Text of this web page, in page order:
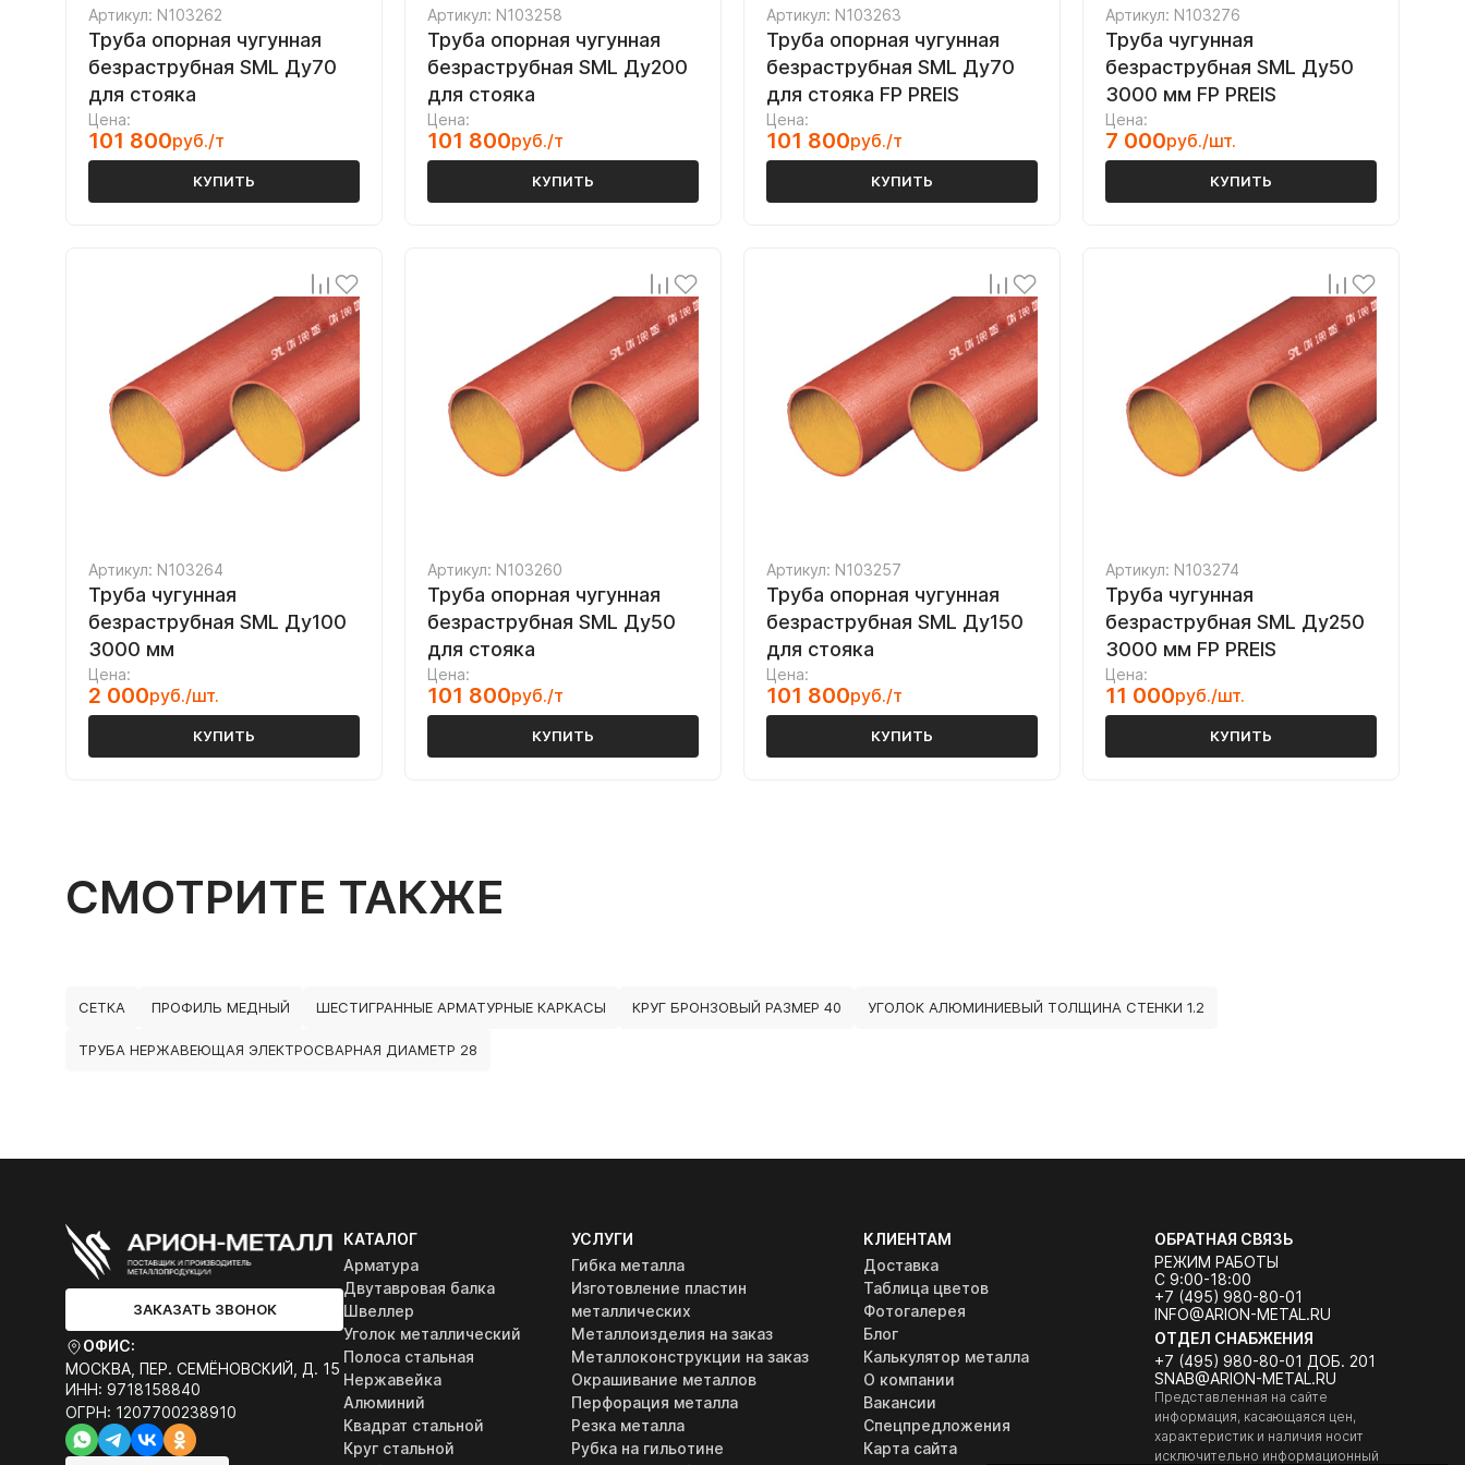
Артикул: N103262
Труба опорная чугунная
безраструбная SML Ду70
для стояка
Цена:
101 800руб./т
КУПИТЬ
Артикул: N103258
Труба опорная чугунная
безраструбная SML Ду200
для стояка
Цена:
101 800руб./т
КУПИТЬ
Артикул: N103263
Труба опорная чугунная
безраструбная SML Ду70
для стояка FP PREIS
Цена:
101 800руб./т
КУПИТЬ
Артикул: N103276
Труба чугунная
безраструбная SML Ду50
3000 мм FP PREIS
Цена:
7 000руб./шт.
КУПИТЬ
Артикул: N103264
Труба чугунная
безраструбная SML Ду100
3000 мм
Цена:
2 000руб./шт.
КУПИТЬ
Артикул: N103260
Труба опорная чугунная
безраструбная SML Ду50
для стояка
Цена:
101 800руб./т
КУПИТЬ
Артикул: N103257
Труба опорная чугунная
безраструбная SML Ду150
для стояка
Цена:
101 800руб./т
КУПИТЬ
Артикул: N103274
Труба чугунная
безраструбная SML Ду250
3000 мм FP PREIS
Цена:
11 000руб./шт.
КУПИТЬ
СМОТРИТЕ ТАКЖЕ
СЕТКА ПРОФИЛЬ МЕДНЫЙ ШЕСТИГРАННЫЕ АРМАТУРНЫЕ КАРКАСЫ КРУГ БРОНЗОВЫЙ РАЗМЕР 40 УГОЛОК АЛЮМИНИЕВЫЙ ТОЛЩИНА СТЕНКИ 1.2
ТРУБА НЕРЖАВЕЮЩАЯ ЭЛЕКТРОСВАРНАЯ ДИАМЕТР 28
ЗАКАЗАТЬ ЗВОНОК
ОФИС:
МОСКВА, ПЕР. СЕМЁНОВСКИЙ, Д. 15
ИНН: 9718158840
ОГРН: 1207700238910
КАТАЛОГ
Арматура
Двутавровая балка
Швеллер
Уголок металлический
Полоса стальная
Нержавейка
Алюминий
Квадрат стальной
Круг стальной
УСЛУГИ
Гибка металла
Изготовление пластин
металлических
Металлоизделия на заказ
Металлоконструкции на заказ
Окрашивание металлов
Перфорация металла
Резка металла
Рубка на гильотине
КЛИЕНТАМ
Доставка
Таблица цветов
Фотогалерея
Блог
Калькулятор металла
О компании
Вакансии
Спецпредложения
Карта сайта
ОБРАТНАЯ СВЯЗЬ
РЕЖИМ РАБОТЫ
С 9:00-18:00
+7 (495) 980-80-01
INFO@ARION-METAL.RU
ОТДЕЛ СНАБЖЕНИЯ
+7 (495) 980-80-01 ДОБ. 201
SNAB@ARION-METAL.RU
Представленная на сайте
информация, касающаяся цен,
характеристик и наличия носит
исключительно информационный